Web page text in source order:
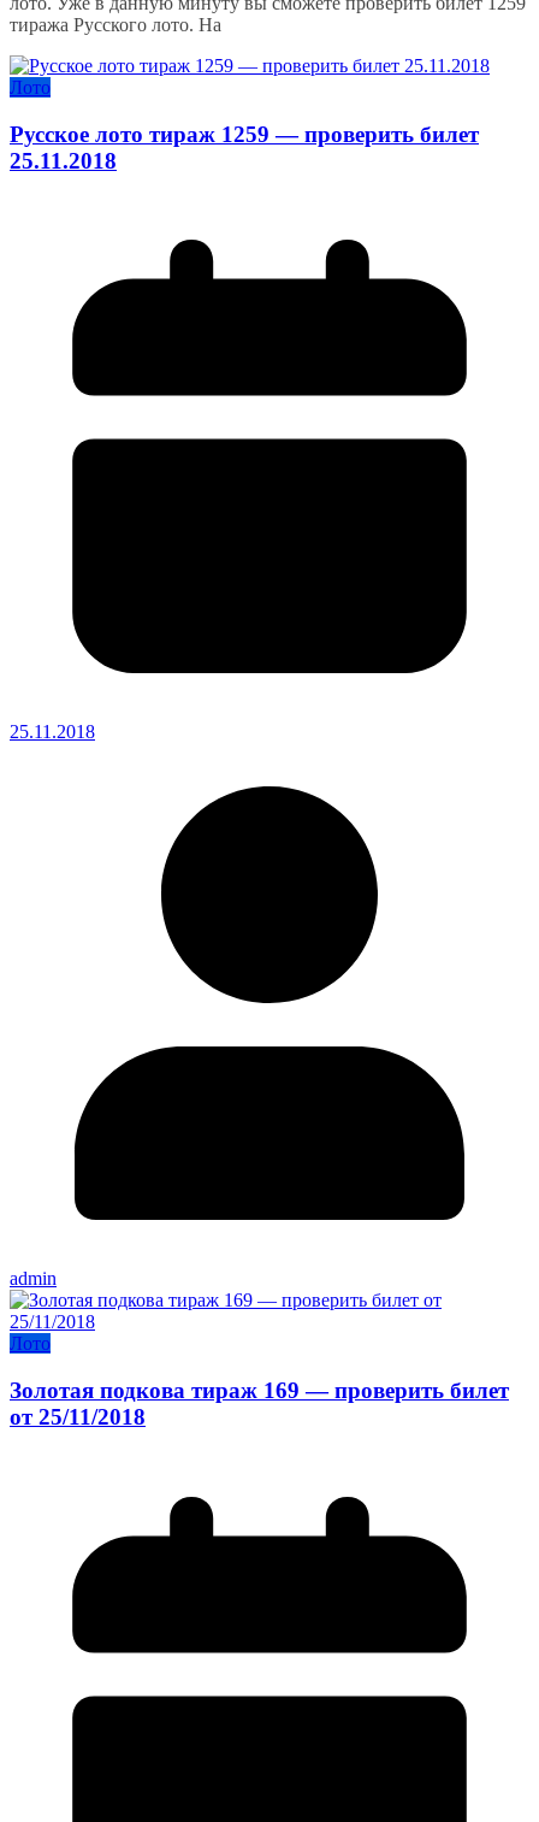
тиража Русского лото. На
Лото
Русское лото тираж 1259 — проверить билет
25.11.2018
25.11.2018
admin
Лото
Золотая подкова тираж 169 — проверить билет
от 25/11/2018